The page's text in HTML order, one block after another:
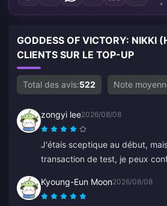
GODDESS OF VICTORY: NIKKI
CLIENTS SUR LE TOP-UP
Total des avis:522 Note
zongyi lee2026/08/08
J'étais sceptique au début,
transaction de test, je peux
moyenne et c'est une
Tant que les prix restent les
Kyoung-Eun Moon2026/08/08